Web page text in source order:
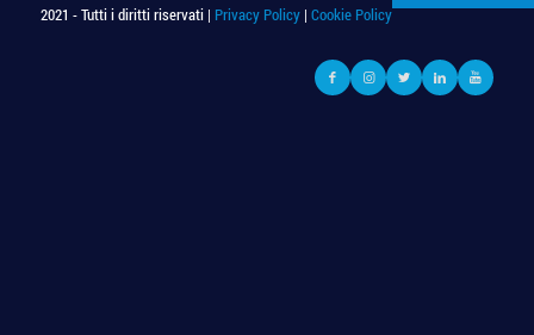
2021 - Tutti i diritti riservati | Privacy Policy| Cookie Policy